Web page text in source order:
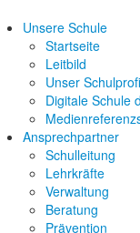
Unsere Schule
Startseite
Leitbild
Unser
Digitale Schule
Ansprechpartner
Schulleitung
Lehrkräfte
Verwaltung
Beratung
Prävention